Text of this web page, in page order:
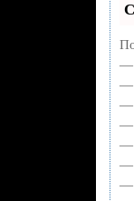
—
—
—
—
—
—
—